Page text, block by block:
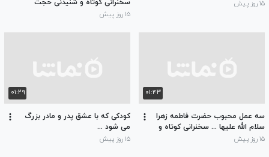
۱۵ روز پیش
سخنرانی کوتاه و شنیدنی حجت
الاسلام حسینی قمی
۱۵ روز پیش
۰۱:۴۳
سه عمل محبوب حضرت فاطمه زهرا
سلام الله علیها ... سخنرانی کوتاه و
شنیدنی حجت الاسلام حسینی قمی
۱۵ روز پیش
۰۱:۲۹
کودکی که با عشق پدر و مادر بزرگ
می شود ...
۱۵ روز پیش